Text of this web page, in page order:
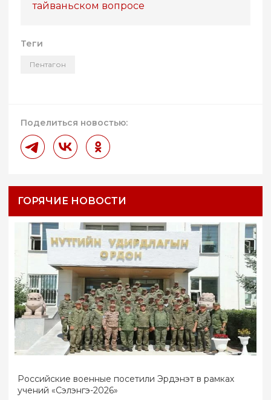
тайваньском вопросе
Теги
Пентагон
Поделиться новостью:
ГОРЯЧИЕ НОВОСТИ
Российские военные посетили Эрдэнэт в рамках
учений «Сэлэнгэ-2026»